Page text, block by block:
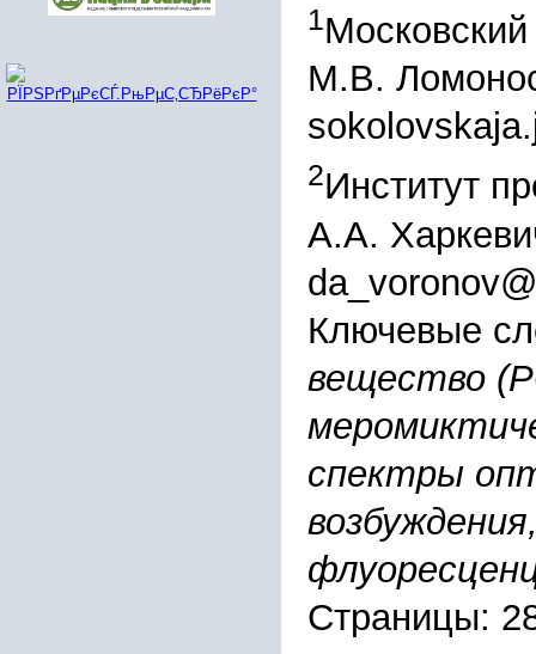
1
М.В.
2Институт
А.А.
Ключевые
вещество
спектры
Страницы: